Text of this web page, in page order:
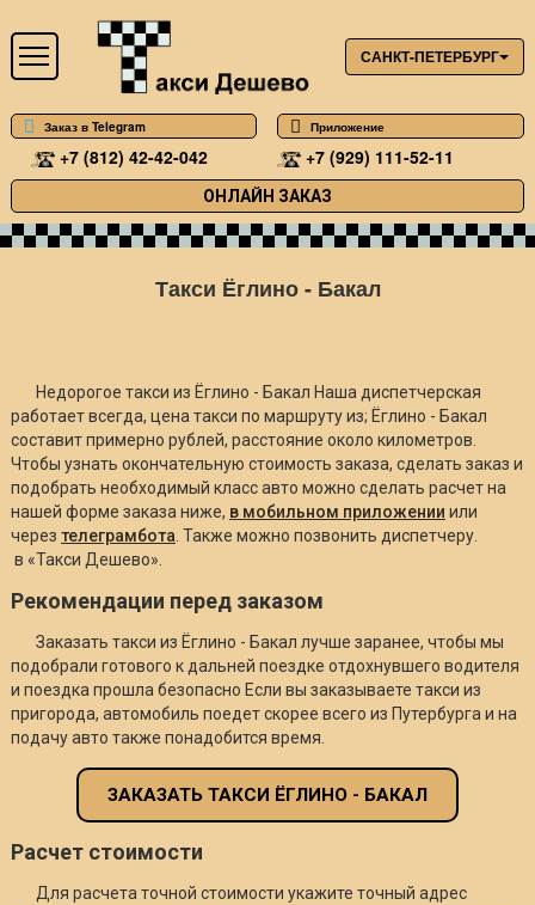
САНКТ-ПЕТЕРБУРГ
Заказ в Telegram Приложение
+7 (812) 42-42-042 +7 (929) 111-52-11
ОНЛАЙН ЗАКАЗ
Такси Ёглино - Бакал
Недорогое такси из Ёглино - Бакал Наша диспетчерская
работает всегда, цена такси по маршруту из; Ёглино - Бакал
составит примерно рублей, расстояние около километров.
Чтобы узнать окончательную стоимость заказа, сделать заказ и
подобрать необходимый класс авто можно сделать расчет на
нашей форме заказа ниже, в мобильном приложении или
через телеграмбота . Также можно позвонить диспетчеру.
в «Такси Дешево».
Рекомендации перед заказом
Заказать такси из Ёглино - Бакал лучше заранее, чтобы мы
подобрали готового к дальней поездке отдохнувшего водителя
и поездка прошла безопасно Если вы заказываете такси из
пригорода, автомобиль поедет скорее всего из Путербурга и на
подачу авто также понадобится время.
ЗАКАЗАТЬ ТАКСИ ЁГЛИНО - БАКАЛ
Расчет стоимости
Для расчета точной стоимости укажите точный адрес